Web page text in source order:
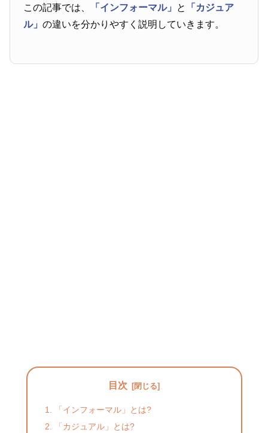
この記事では、 「インフォーマル」 と
「カジュア
ル」の違いを分かりやすく説明していきます。
目次
「インフォーマル」とは?
「カジュアル」とは?